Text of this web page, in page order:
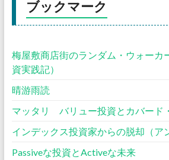
ブックマーク
梅屋敷商店街のランダム・ウォーカ
資実践記）
晴游雨読
マッタリ バリュー投資とカバード
インデックス投資家からの脱却（ア
Passiveな投資とActiveな未来